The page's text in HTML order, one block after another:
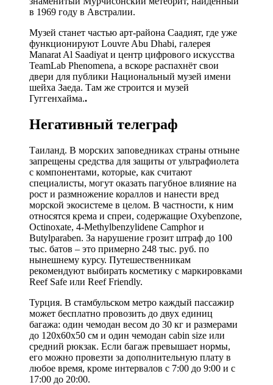
в 1969 году в Австралии.
Музей станет частью арт-района Саадият, где уже
функционируют Louvre Abu Dhabi, галерея
Manarat Al Saadiyat и центр цифрового искусства
TeamLab Phenomena, а вскоре распахнёт свои
двери для публики Национальный музей имени
шейха Заеда. Там же строится и музей
Гуггенхайма..
Негативный телеграф
Таиланд. В морских заповедниках страны отныне
запрещены средства для защиты от ультрафиолета
с компонентами, которые, как считают
специалисты, могут оказать пагубное влияние на
рост и размножение кораллов и нанести вред
морской экосистеме в целом. В частности, к ним
относятся крема и спреи, содержащие Oxybenzone,
Octinoxate, 4‑Methylbenzylidene Camphor и
Butylparaben. За нарушение грозит штраф до 100
тыс. батов – это примерно 248 тыс. руб. по
нынешнему курсу. Путешественникам
рекомендуют выбирать косметику с маркировками
Reef Safe или Reef Friendly.
Турция. В стамбульском метро каждый пассажир
может бесплатно провозить до двух единиц
багажа: один чемодан весом до 30 кг и размерами
до 120х60х50 см и один чемодан cabin size или
средний рюкзак. Если багаж превышает нормы,
его можно провезти за дополнительную плату в
любое время, кроме интервалов с 7:00 до 9:00 и с
17:00 до 20:00.